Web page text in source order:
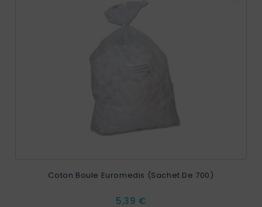
Coton Boule Euromedis (sachet De 700)
Prix
5,39 €